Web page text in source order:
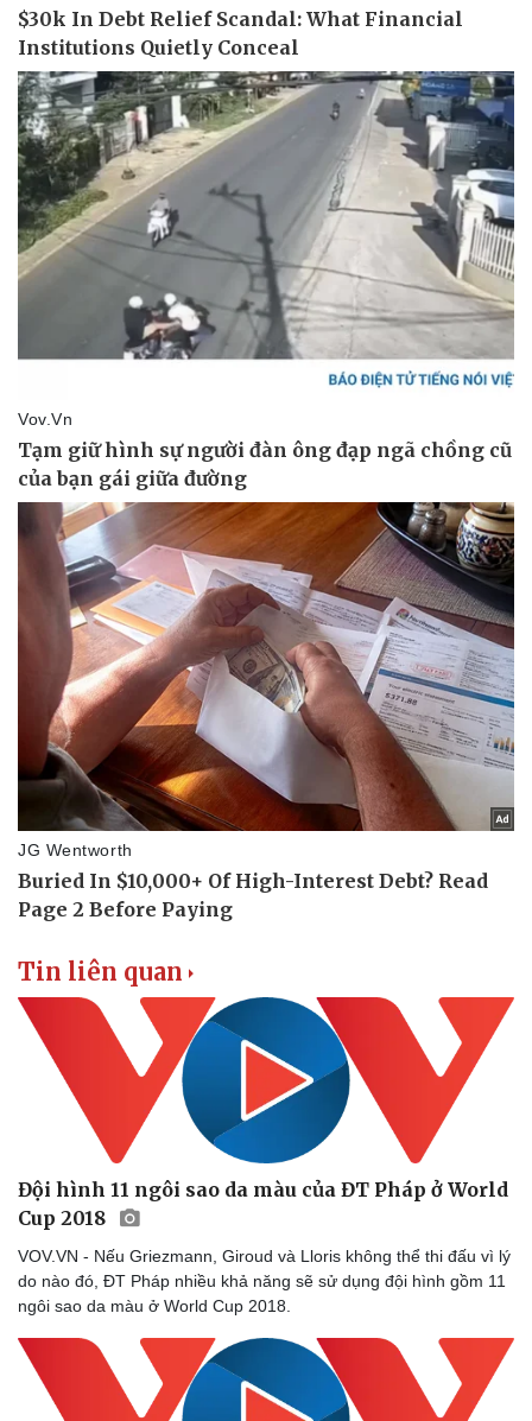
Doanh nghiệp
Thông tin doanh nghiệp
Doanh nghiệp 24h
Doanh nhân
Vì cộng đồng
Công nghệ
Trải nghiệm
Chuyển đổi số
Tin liên quan
Đội hình 11 ngôi sao da màu của ĐT Pháp ở World
Cup 2018
VOV.VN - Nếu Griezmann, Giroud và Lloris không thể thi đấu vì lý
do nào đó, ĐT Pháp nhiều khả năng sẽ sử dụng đội hình gồm 11
ngôi sao da màu ở World Cup 2018.